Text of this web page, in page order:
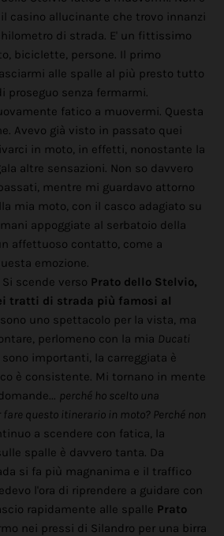
il casino allucinante che trovo innanzi
di strada. E' un fittissimo
biciclette, persone. Il primo
alle spalle al più presto tutto
proseguo senza fermarmi.
fatico a muovermi. Questa
Avevo già visto in passato quei
in moto, in effetti, nonostante la
altre sensazioni. Non so davvero
mentre mi guardavo attorno
mia moto, con il casco adagiato su
appoggiate al serbatoio della
affettuoso contatto, come a
emozione.
scende verso Prato dello Stelvio,
tratti di strada più famosi al
uno spettacolo per la vista, ma
perlomeno con la mia Ducati
sono importanti, la carreggiata è
è consistente. Mi tornano in mente
perché ho scelto una
questo itinerario in moto? Perché non
a scendere con fatica, la
spalle è davvero tanta. Da
si fa più magnanima e il traffico
l'ora di riprendere a guidare con
rapidamente alle spalle Prato
nei pressi di Silandro per una birra